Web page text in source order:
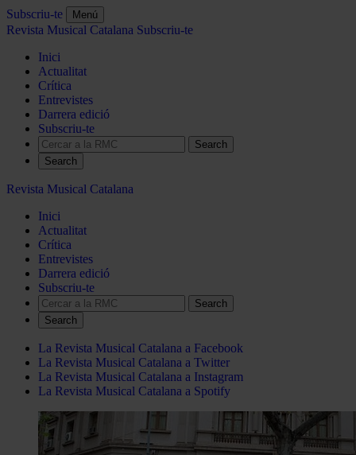
Subscriu-te Menú
Revista Musical Catalana Subscriu-te
Inici
Actualitat
Crítica
Entrevistes
Darrera edició
Subscriu-te
Search
Revista Musical Catalana
Inici
Actualitat
Crítica
Entrevistes
Darrera edició
Subscriu-te
Search
La Revista Musical Catalana a Facebook
La Revista Musical Catalana a Twitter
La Revista Musical Catalana a Instagram
La Revista Musical Catalana a Spotify